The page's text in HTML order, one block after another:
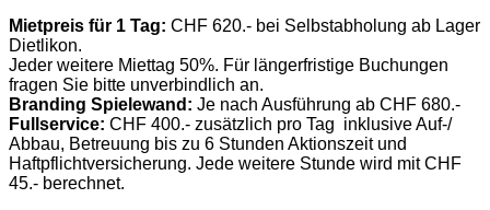
Mietpreis für 1 Tag: CHF 620.- bei Selbstabholung ab Lager
Dietlikon.
Jeder weitere Miettag 50%. Für längerfristige Buchungen
fragen Sie bitte unverbindlich an.
Branding Spielewand: Je nach Ausführung ab CHF 680.-
Fullservice: CHF 400.- zusätzlich pro Tag inklusive Auf-/
Abbau, Betreuung bis zu 6 Stunden Aktionszeit und
Haftpflichtversicherung. Jede weitere Stunde wird mit CHF
45.- berechnet.